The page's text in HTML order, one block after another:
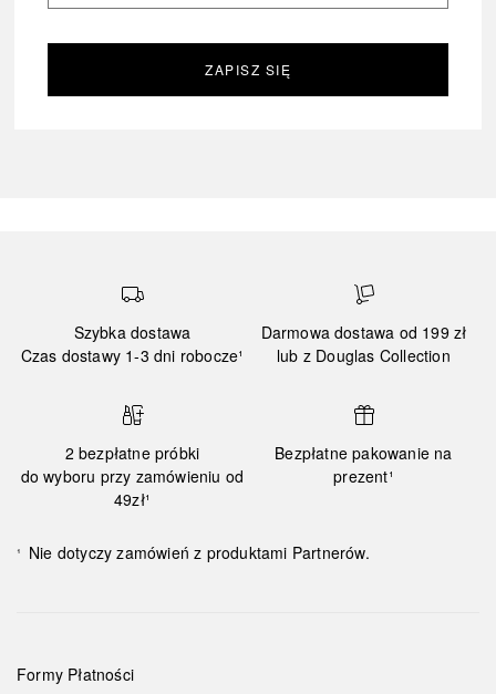
ZAPISZ SIĘ
Szybka dostawa
Czas dostawy 1-3 dni robocze¹
Darmowa dostawa od 199 zł
lub z Douglas Collection
2 bezpłatne próbki
do wyboru przy zamówieniu od
49zł¹
Bezpłatne pakowanie na
prezent¹
¹ Nie dotyczy zamówień z produktami Partnerów.
Formy Płatności